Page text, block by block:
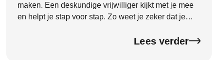
maken. Een deskundige vrijwilliger kijkt met je mee
en helpt je stap voor stap. Zo weet je zeker dat je
Lees verder